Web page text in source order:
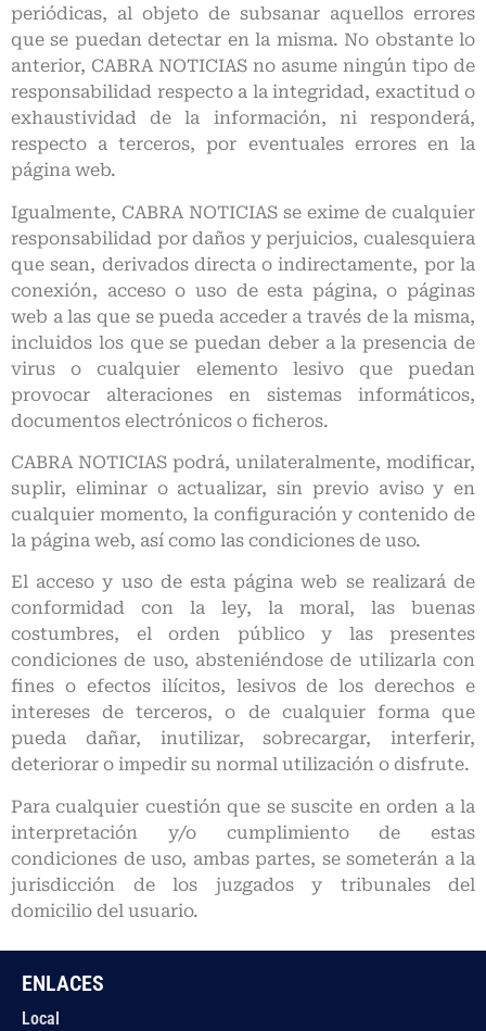
periódicas, al objeto de subsanar aquellos errores
que se puedan detectar en la misma. No obstante lo
anterior, CABRA NOTICIAS no asume ningún tipo de
responsabilidad respecto a la integridad, exactitud o
exhaustividad de la información, ni responderá,
respecto a terceros, por eventuales errores en la
página web.
Igualmente, CABRA NOTICIAS se exime de cualquier
responsabilidad por daños y perjuicios, cualesquiera
que sean, derivados directa o indirectamente, por la
conexión, acceso o uso de esta página, o páginas
web a las que se pueda acceder a través de la misma,
incluidos los que se puedan deber a la presencia de
virus o cualquier elemento lesivo que puedan
provocar alteraciones en sistemas informáticos,
documentos electrónicos o ficheros.
CABRA NOTICIAS podrá, unilateralmente, modificar,
suplir, eliminar o actualizar, sin previo aviso y en
cualquier momento, la configuración y contenido de
la página web, así como las condiciones de uso.
El acceso y uso de esta página web se realizará de
conformidad con la ley, la moral, las buenas
costumbres, el orden público y las presentes
condiciones de uso, absteniéndose de utilizarla con
fines o efectos ilícitos, lesivos de los derechos e
intereses de terceros, o de cualquier forma que
pueda dañar, inutilizar, sobrecargar, interferir,
deteriorar o impedir su normal utilización o disfrute.
Para cualquier cuestión que se suscite en orden a la
interpretación y/o cumplimiento de estas
condiciones de uso, ambas partes, se someterán a la
jurisdicción de los juzgados y tribunales del
domicilio del usuario.
ENLACES
Local